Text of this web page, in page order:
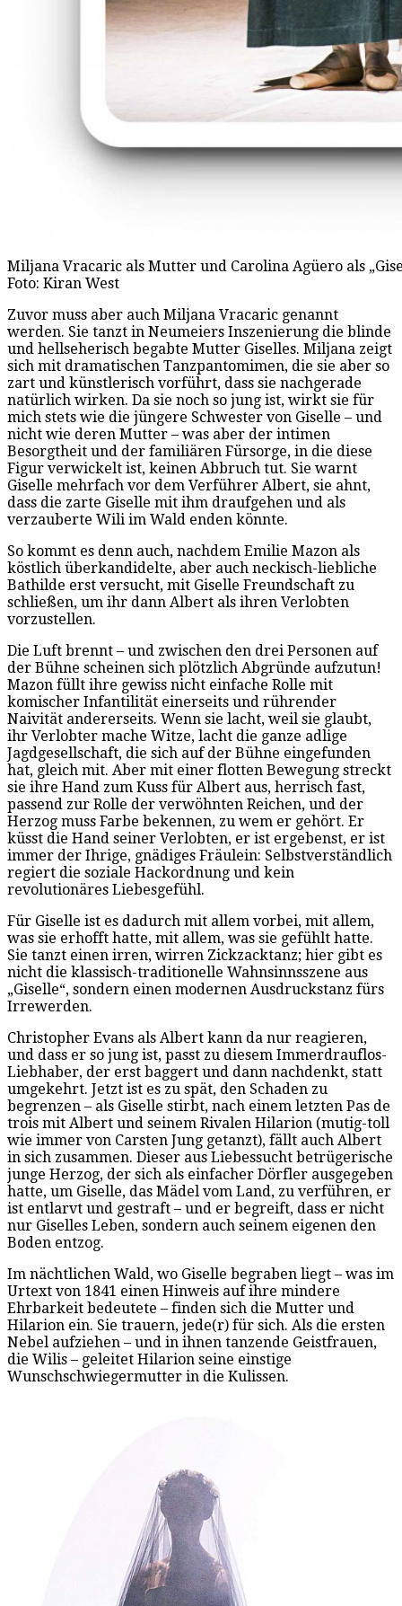
Miljana Vracaric als Mutter und Carolina Agüero als
Foto: Kiran West
Zuvor muss aber auch Miljana Vracaric genannt
werden. Sie tanzt in Neumeiers Inszenierung die blinde
und hellseherisch begabte Mutter Giselles. Miljana zeigt
sich mit dramatischen Tanzpantomimen, die sie aber so
zart und künstlerisch vorführt, dass sie nachgerade
natürlich wirken. Da sie noch so jung ist, wirkt sie für
mich stets wie die jüngere Schwester von Giselle – und
nicht wie deren Mutter – was aber der intimen
Besorgtheit und der familiären Fürsorge, in die diese
Figur verwickelt ist, keinen Abbruch tut. Sie warnt
Giselle mehrfach vor dem Verführer Albert, sie ahnt,
dass die zarte Giselle mit ihm draufgehen und als
verzauberte Wili im Wald enden könnte.
So kommt es denn auch, nachdem Emilie Mazon als
köstlich überkandidelte, aber auch neckisch-liebliche
Bathilde erst versucht, mit Giselle Freundschaft zu
schließen, um ihr dann Albert als ihren Verlobten
vorzustellen.
Die Luft brennt – und zwischen den drei Personen auf
der Bühne scheinen sich plötzlich Abgründe aufzutun!
Mazon füllt ihre gewiss nicht einfache Rolle mit
komischer Infantilität einerseits und rührender
Naivität andererseits. Wenn sie lacht, weil sie glaubt,
ihr Verlobter mache Witze, lacht die ganze adlige
Jagdgesellschaft, die sich auf der Bühne eingefunden
hat, gleich mit. Aber mit einer flotten Bewegung streckt
sie ihre Hand zum Kuss für Albert aus, herrisch fast,
passend zur Rolle der verwöhnten Reichen, und der
Herzog muss Farbe bekennen, zu wem er gehört. Er
küsst die Hand seiner Verlobten, er ist ergebenst, er ist
immer der Ihrige, gnädiges Fräulein: Selbstverständlich
regiert die soziale Hackordnung und kein
revolutionäres Liebesgefühl.
Für Giselle ist es dadurch mit allem vorbei, mit allem,
was sie erhofft hatte, mit allem, was sie gefühlt hatte.
Sie tanzt einen irren, wirren Zickzacktanz; hier gibt es
nicht die klassisch-traditionelle Wahnsinnsszene aus
„Giselle“, sondern einen modernen Ausdruckstanz fürs
Irrewerden.
Christopher Evans als Albert kann da nur reagieren,
und dass er so jung ist, passt zu diesem Immerdrauflos-
Liebhaber, der erst baggert und dann nachdenkt, statt
umgekehrt. Jetzt ist es zu spät, den Schaden zu
begrenzen – als Giselle stirbt, nach einem letzten Pas de
trois mit Albert und seinem Rivalen Hilarion (mutig-toll
wie immer von Carsten Jung getanzt), fällt auch Albert
in sich zusammen. Dieser aus Liebessucht betrügerische
junge Herzog, der sich als einfacher Dörfler ausgegeben
hatte, um Giselle, das Mädel vom Land, zu verführen, er
ist entlarvt und gestraft – und er begreift, dass er nicht
nur Giselles Leben, sondern auch seinem eigenen den
Boden entzog.
Im nächtlichen Wald, wo Giselle begraben liegt – was im
Urtext von 1841 einen Hinweis auf ihre mindere
Ehrbarkeit bedeutete – finden sich die Mutter und
Hilarion ein. Sie trauern, jede(r) für sich. Als die ersten
Nebel aufziehen – und in ihnen tanzende Geistfrauen,
die Wilis – geleitet Hilarion seine einstige
Wunschschwiegermutter in die Kulissen.